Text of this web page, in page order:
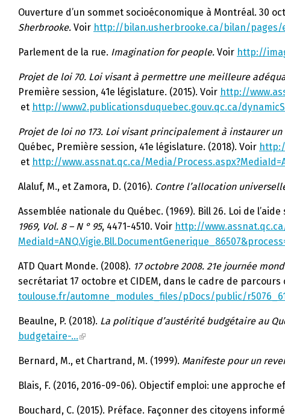
Ouverture d’un sommet socioéconomique à Montréal. 30
Sherbrooke. Voir http://bilan.usherbrooke.ca/bilan/pages/
Parlement de la rue. Imagination for people. Voir http://
Projet de loi 70. Loi visant à permettre une meilleure
Première session, 41e législature. (2015). Voir http://
et http://www2.publicationsduquebec.gouv.qc.ca/
Projet de loi no 173. Loi visant principalement à instaurer
Québec, Première session, 41e législature. (2018). Voir
et http://www.assnat.qc.ca/Media/
Alaluf, M., et Zamora, D. (2016). Contre l’allocation
Assemblée nationale du Québec. (1969). Bill 26. Loi de l’aide
1969, Vol. 8 – N ° 95, 4471-4510. Voir http://
ATD Quart Monde. (2008). 17 octobre 2008. 21e journée
secrétariat 17 octobre et CIDEM, dans le cadre de
toulouse.fr/automne_modules_files/pDocs/public/
Beaulne, P. (2018). La politique d’austérité budgétaire au
budgetaire-…
Bernard, M., et Chartrand, M. (1999). Manifeste pour un
Blais, F. (2016, 2016-09-06). Objectif emploi: une approche
Bouchard, C. (2015). Préface. Façonner des citoyens